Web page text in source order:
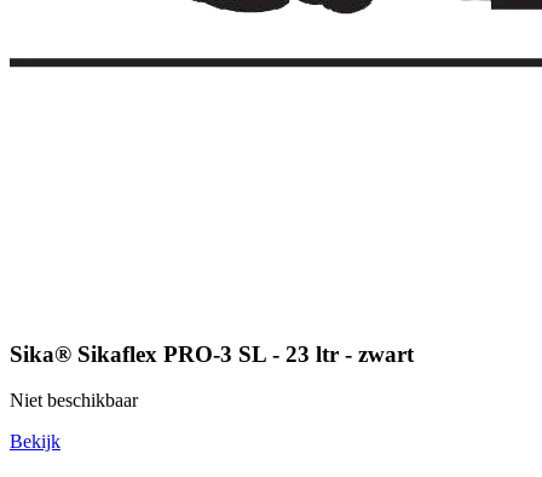
Sika® Sikaflex PRO-3 SL - 23 ltr - zwart
Niet beschikbaar
Bekijk